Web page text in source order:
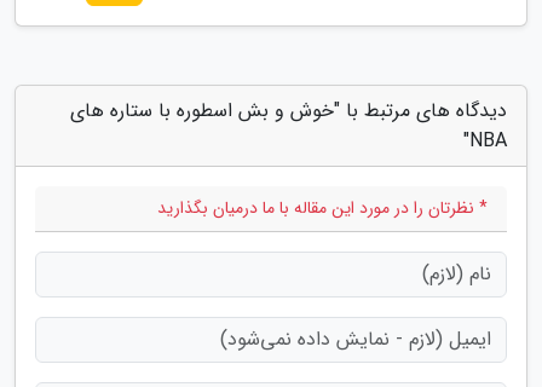
دیدگاه های مرتبط با "خوش و بش اسطوره با ستاره های
NBA"
* نظرتان را در مورد این مقاله با ما درمیان بگذارید